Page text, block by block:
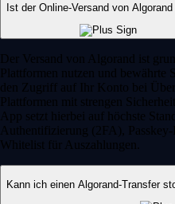
Ist der Online-Versand von
Der Versand von Algorand ist
Plattformen nutzen und bewährte
den Zugriff auf Ihr Konto bei
Plattformen mit strengen
App setzt hierbei auf höchste
Authentifizierung (2FA),
Whitelist für Auszahlungen.
Kann ich einen Algorand-Transfer